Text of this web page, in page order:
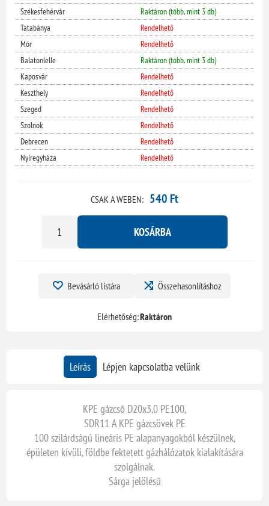
Székesfehérvár
Raktáron (több, mint 3 db)
Tatabánya
Rendelhető
Mór
Rendelhető
Balatonlelle
Raktáron (több, mint 3 db)
Kaposvár
Rendelhető
Keszthely
Rendelhető
Szeged
Rendelhető
Szolnok
Rendelhető
Debrecen
Rendelhető
Nyíregyháza
Rendelhető
CSAK A WEBEN: 540 Ft
KOSÁRBA
Bevásárló listára Összehasonlításhoz
Elérhetőség:Raktáron
Leírás Lépjen kapcsolatba velünk
KPE gázcső D20x3,0 PE100,
SDR11 A KPE gázcsövek PE
100 szilárdságú lineáris PE alapanyagokból készülnek,
épületen kívüli, földbe fektetett gázhálózatok kialakítására
szolgálnak.
Sárga jelölésű